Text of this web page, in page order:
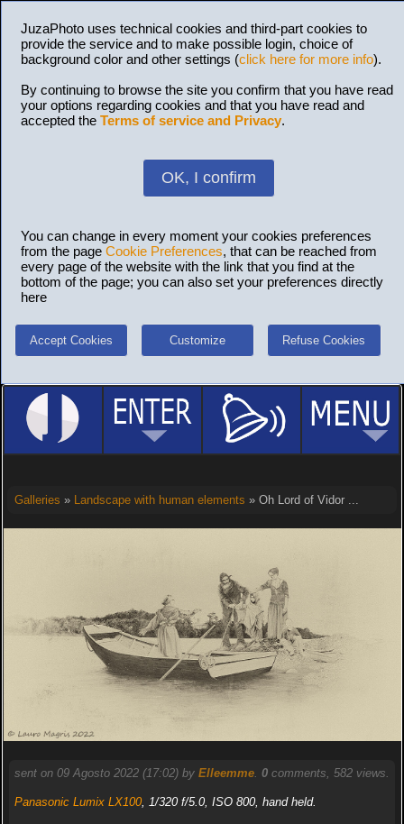
JuzaPhoto uses technical cookies and third-part cookies to
provide the service and to make possible login, choice of
background color and other settings (click here for more info).
By continuing to browse the site you confirm that you have read
your options regarding cookies and that you have read and
accepted the Terms of service and Privacy.
OK, I confirm
You can change in every moment your cookies preferences
from the page Cookie Preferences, that can be reached from
every page of the website with the link that you find at the
bottom of the page; you can also set your preferences directly
here
Accept Cookies Customize Refuse Cookies
Galleries » Landscape with human elements » Oh Lord of Vidor ...
sent on 09 Agosto 2022 (17:02) by Elleemme. 0comments, 582 views.
Panasonic Lumix LX100, 1/320 f/5.0, ISO 800, hand held.